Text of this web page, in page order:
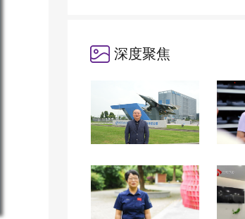
深度聚焦